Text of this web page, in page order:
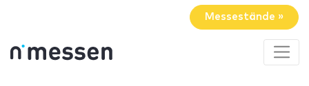
Messestände »